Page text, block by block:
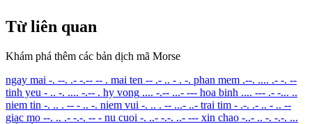
Từ liên quan
Khám phá thêm các bản dịch mã Morse
ngay mai -. --. .- -.-- -- . mai ten -- .- .. - . -. phan mem .--. .... .- -. --
tinh yeu - .. -. .... -.-- . hy vong .... -.-- ...- --- hoa binh .... --- .- -... ..
niem tin -. .. . -- - .. -. niem vui -. .. . -- ...- ..- trai tim - .-. .- .. - .. --
giac mo --. .. .- -.-. -- - nu cuoi -. ..- -.-. ..- --- xin chao -..- .. -. -.-. ...